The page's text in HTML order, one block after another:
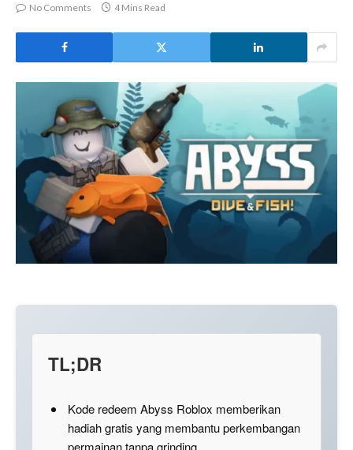
No Comments
4 Mins Read
TL;DR
Kode redeem Abyss Roblox memberikan
hadiah gratis yang membantu perkembangan
permainan tanpa grinding.